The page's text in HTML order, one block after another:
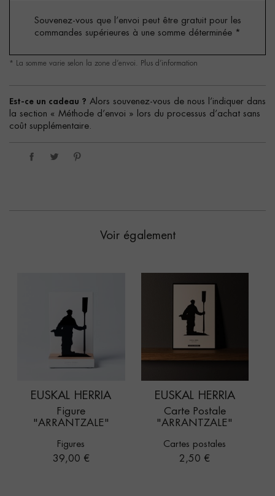
Souvenez-vous que l’envoi peut être gratuit pour les
commandes supérieures à une somme déterminée *
* La somme varie selon la zone d’envoi. Plus d’information
Est-ce un cadeau ? Alors souvenez-vous de nous l’indiquer dans
la section « Méthode d’envoi » lors du processus d’achat sans
coût supplémentaire.
Voir également
EUSKAL HERRIA
Figure
"ARRANTZALE"
Figures
Prix
39,00 €
EUSKAL HERRIA
Carte Postale
"ARRANTZALE"
Cartes postales
Prix
2,50 €